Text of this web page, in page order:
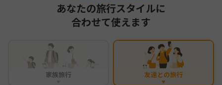
あなたの旅行スタイルに
合わせて使えます
家族旅行 友達との旅行
▼